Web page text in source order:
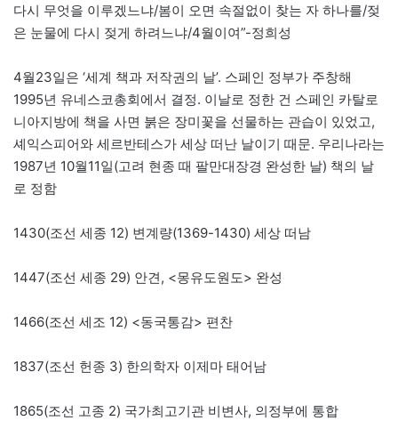
다시 무엇을 이루겠느냐/봄이 오면 속절없이 찾는 자 하나를/젖
은 눈물에 다시 젖게 하려느냐/4월이여”-정희성
4월23일은 ‘세계 책과 저작권의 날’. 스페인 정부가 주창해
1995년 유네스코총회에서 결정. 이날로 정한 건 스페인 카탈로
니아지방에 책을 사면 붉은 장미꽃을 선물하는 관습이 있었고,
셰익스피어와 세르반테스가 세상 떠난 날이기 때문. 우리나라는
1987년 10월11일(고려 현종 때 팔만대장경 완성한 날) 책의 날
로 정함
1430(조선 세종 12) 변계량(1369-1430) 세상 떠남
1447(조선 세종 29) 안견, <몽유도원도> 완성
1466(조선 세조 12) <동국통감> 편찬
1837(조선 헌종 3) 한의학자 이제마 태어남
1865(조선 고종 2) 국가최고기관 비변사, 의정부에 통합